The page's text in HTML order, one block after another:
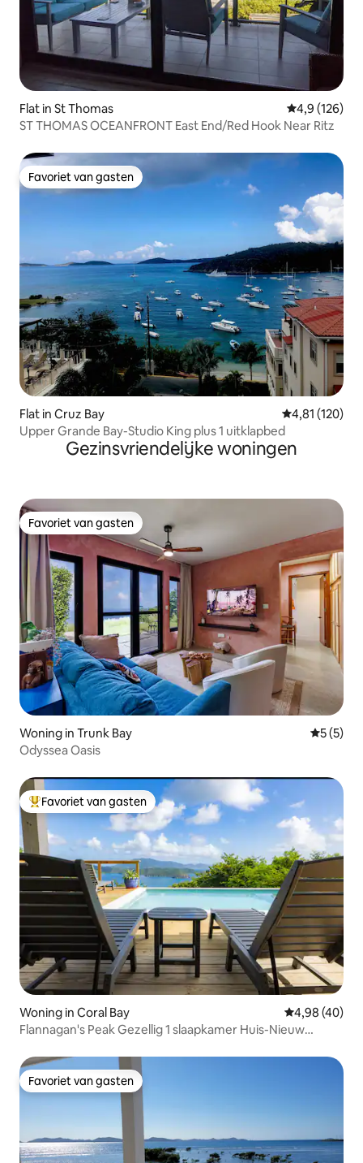
Flat in St Thomas Gemiddelde
4,9 (126)
ST THOMAS OCEANFRONT East End/Red Hook Near Ritz
Favoriet van gasten
Favoriet van gasten
Flat in Cruz Bay Gemiddelde
4,81 (120)
Upper Grande Bay-Studio King plus 1 uitklapbed
Gezinsvriendelijke woningen
Favoriet van gasten
Favoriet van gasten
Woning in Trunk Bay
5 (5)
Odyssea Oasis
Topfavoriet van gasten
Favoriet van gasten
Woning in Coral Bay Gemiddelde
4,98 (40)
Flannagan's Peak Gezellig 1 slaapkamer Huis-Nieuw
Favoriet van gasten
Favoriet van gasten